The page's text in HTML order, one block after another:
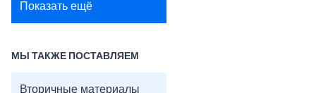
Показать ещё
МЫ ТАКЖЕ ПОСТАВЛЯЕМ
Вторичные материалы